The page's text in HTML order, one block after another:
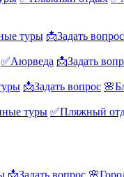
туры 📩Задать вопрос
✅Аюрведа 📩Задать
📩Задать вопрос
туры ✅Пляжный
📩Задать вопрос